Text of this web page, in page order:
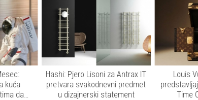
Pjero Lisoni za Antrax IT
svakodnevni predmet
statement
Louis Vuitton i UNICEF
predstavljaju jedinstveni Unity
Time Object Clock u